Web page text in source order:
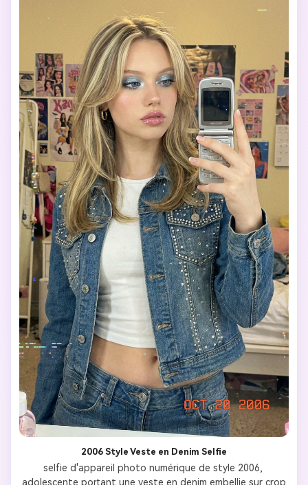
2006 Style Veste en Denim Selfie
selfie d'appareil photo numérique de style 2006,
adolescente portant une veste en denim embellie sur crop